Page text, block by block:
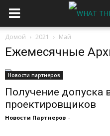
Домой 2021 Май
Ежемесячные
Новости партнеров
Получение допуска
проектировщиков
Новости Партнеров -